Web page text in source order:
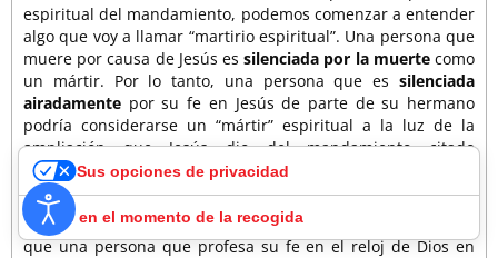
espiritual del mandamiento, podemos comenzar a entender
algo que voy a llamar “martirio espiritual”. Una persona que
muere por causa de Jesús essilenciada por la muertecomo
un mártir. Por lo tanto, una persona que es silenciada
airadamente por su fe en Jesús de parte de su hermano
podría considerarse un “mártir” espiritual a la luz de la
ampliación que Jesús dio del mandamiento citado
anteriormente.
Consideren que el mensaje de Orión proviene del mismo
Jesús, porque fue Él quien colocó las estrellas. Eso significa
que una persona que profesa su fe en el reloj de Dios en
Sus opciones de privacidad
Aviso en el momento de la recogida